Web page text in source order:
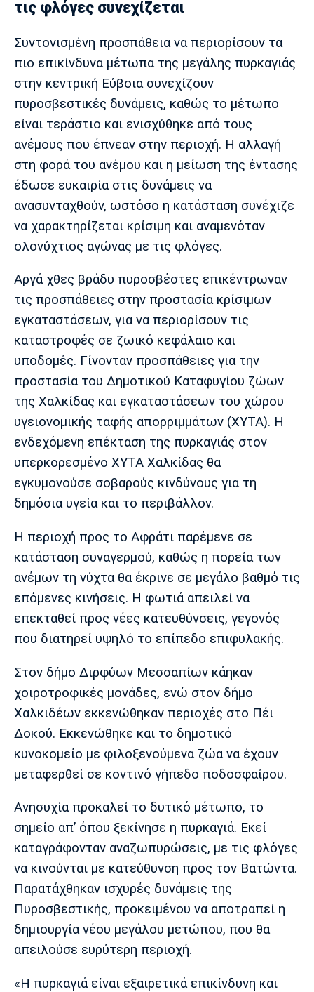
τις φλόγες συνεχίζεται
Συντονισμένη προσπάθεια να περιορίσουν τα
πιο επικίνδυνα μέτωπα της μεγάλης πυρκαγιάς
στην κεντρική Εύβοια συνεχίζουν
πυροσβεστικές δυνάμεις, καθώς το μέτωπο
είναι τεράστιο και ενισχύθηκε από τους
ανέμους που έπνεαν στην περιοχή. Η αλλαγή
στη φορά του ανέμου και η μείωση της έντασης
έδωσε ευκαιρία στις δυνάμεις να
ανασυνταχθούν, ωστόσο η κατάσταση συνέχιζε
να χαρακτηρίζεται κρίσιμη και αναμενόταν
ολονύχτιος αγώνας με τις φλόγες.
Αργά χθες βράδυ πυροσβέστες επικέντρωναν
τις προσπάθειες στην προστασία κρίσιμων
εγκαταστάσεων, για να περιορίσουν τις
καταστροφές σε ζωικό κεφάλαιο και
υποδομές. Γίνονταν προσπάθειες για την
προστασία του Δημοτικού Καταφυγίου ζώων
της Χαλκίδας και εγκαταστάσεων του χώρου
υγειονομικής ταφής απορριμμάτων (ΧΥΤΑ). Η
ενδεχόμενη επέκταση της πυρκαγιάς στον
υπερκορεσμένο ΧΥΤΑ Χαλκίδας θα
εγκυμονούσε σοβαρούς κινδύνους για τη
δημόσια υγεία και το περιβάλλον.
Η περιοχή προς το Αφράτι παρέμενε σε
κατάσταση συναγερμού, καθώς η πορεία των
ανέμων τη νύχτα θα έκρινε σε μεγάλο βαθμό τις
επόμενες κινήσεις. Η φωτιά απειλεί να
επεκταθεί προς νέες κατευθύνσεις, γεγονός
που διατηρεί υψηλό το επίπεδο επιφυλακής.
Στον δήμο Διρφύων Μεσσαπίων κάηκαν
χοιροτροφικές μονάδες, ενώ στον δήμο
Χαλκιδέων εκκενώθηκαν περιοχές στο Πέι
Δοκού. Εκκενώθηκε και το δημοτικό
κυνοκομείο με φιλοξενούμενα ζώα να έχουν
μεταφερθεί σε κοντινό γήπεδο ποδοσφαίρου.
Ανησυχία προκαλεί το δυτικό μέτωπο, το
σημείο απ’ όπου ξεκίνησε η πυρκαγιά. Εκεί
καταγράφονταν αναζωπυρώσεις, με τις φλόγες
να κινούνται με κατεύθυνση προς τον Βατώντα.
Παρατάχθηκαν ισχυρές δυνάμεις της
Πυροσβεστικής, προκειμένου να αποτραπεί η
δημιουργία νέου μεγάλου μετώπου, που θα
απειλούσε ευρύτερη περιοχή.
«Η πυρκαγιά είναι εξαιρετικά επικίνδυνη και